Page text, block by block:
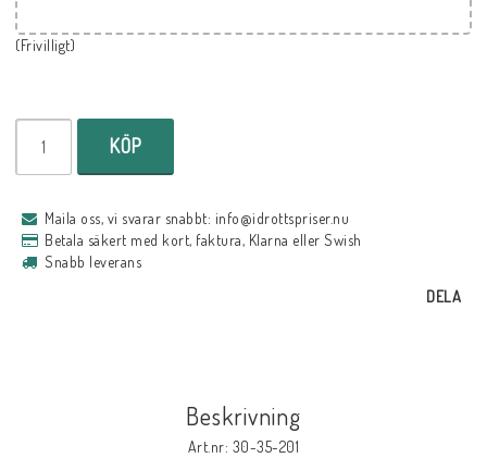
(Frivilligt)
KÖP
Maila oss, vi svarar snabbt: info@idrottspriser.nu
Betala säkert med kort, faktura, Klarna eller Swish
Snabb leverans
DELA
Beskrivning
Art.nr: 30-35-201